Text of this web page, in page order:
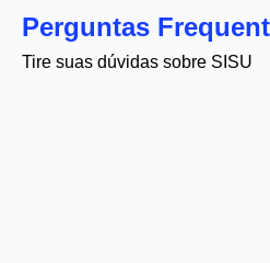
Perguntas
Tire suas dúvidas sobre SISU